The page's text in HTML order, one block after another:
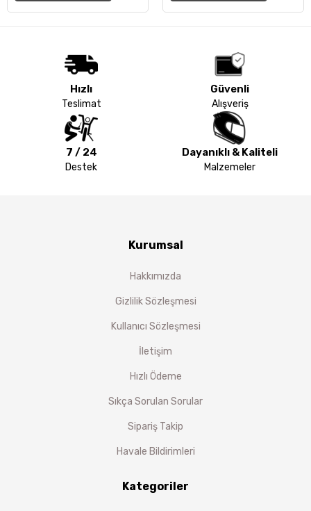
Hızlı
Teslimat
Güvenli
Alışveriş
7 / 24
Destek
Dayanıklı & Kaliteli
Malzemeler
Kurumsal
Hakkımızda
Gizlilik Sözleşmesi
Kullanıcı Sözleşmesi
İletişim
Hızlı Ödeme
Sıkça Sorulan Sorular
Sipariş Takip
Havale Bildirimleri
Kategoriler